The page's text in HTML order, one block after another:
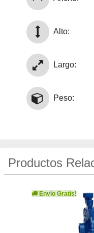
Alto:
Largo:
Peso:
Productos
Envio Gratis!